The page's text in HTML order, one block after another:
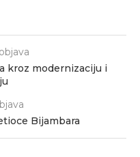
kroz modernizaciju i
Bijambara